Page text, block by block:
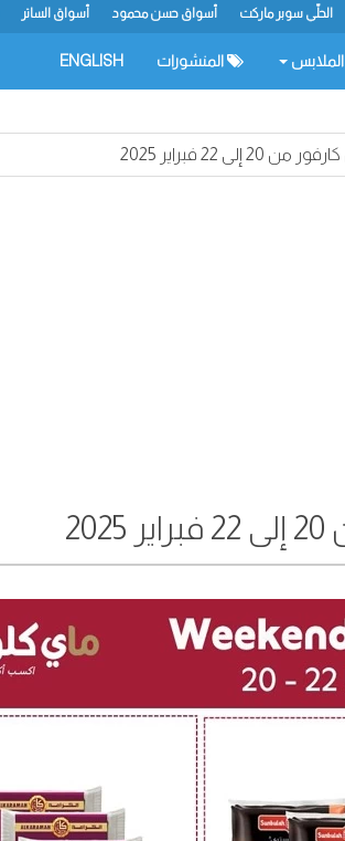
أسواق الساتر أسواق حسن محمود الحلّي سوبر ماركت
الملابس المنشورات ENGLISH
إلى 22 فبراير 2025